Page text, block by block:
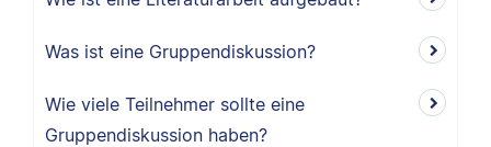
Was ist eine Gruppendiskussion?
Wie viele Teilnehmer sollte eine
Gruppendiskussion haben?